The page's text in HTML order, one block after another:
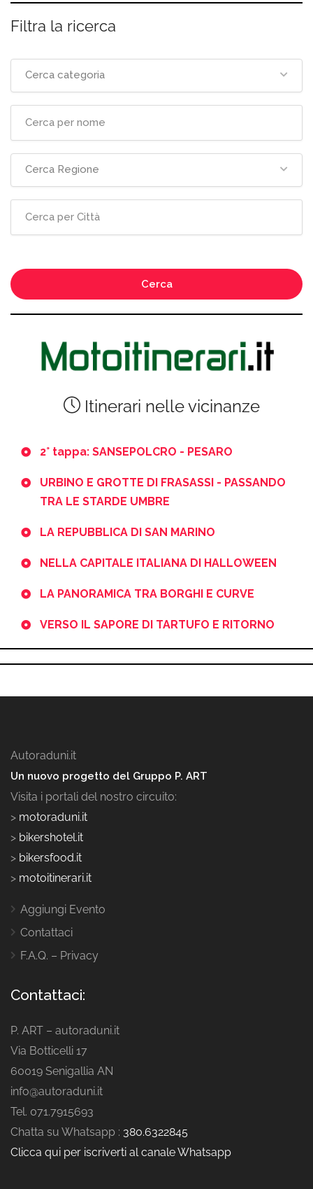
Filtra la ricerca
Cerca categoria
Cerca Regione
Cerca
Itinerari nelle vicinanze
2° tappa: SANSEPOLCRO - PESARO
URBINO E GROTTE DI FRASASSI - PASSANDO
TRA LE STARDE UMBRE
LA REPUBBLICA DI SAN MARINO
NELLA CAPITALE ITALIANA DI HALLOWEEN
LA PANORAMICA TRA BORGHI E CURVE
VERSO IL SAPORE DI TARTUFO E RITORNO
Autoraduni.it
Un nuovo progetto del Gruppo P. ART
Visita i portali del nostro circuito:
> motoraduni.it
> bikershotel.it
> bikersfood.it
> motoitinerari.it
Aggiungi Evento
Contattaci
F.A.Q. – Privacy
Contattaci:
P. ART – autoraduni.it
Via Botticelli 17
60019 Senigallia AN
info@autoraduni.it
Tel. 071.7915693
Chatta su Whatsapp : 380.6322845
Clicca qui per iscriverti al canale Whatsapp